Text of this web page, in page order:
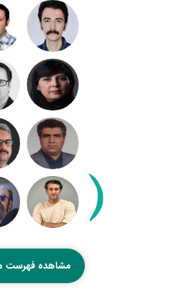
مشاهده فهرست